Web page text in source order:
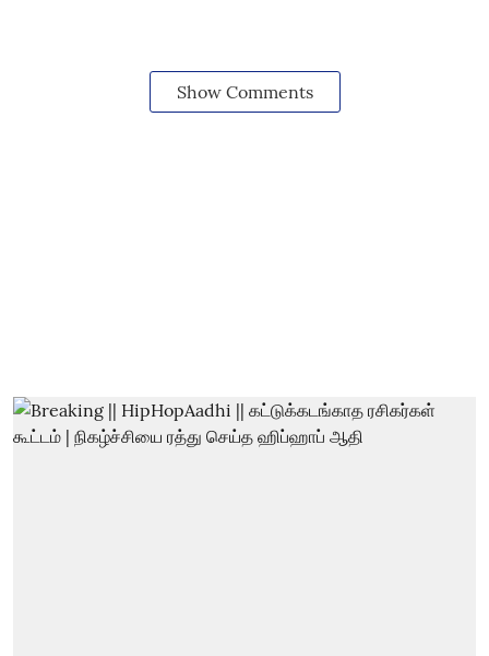
Show Comments